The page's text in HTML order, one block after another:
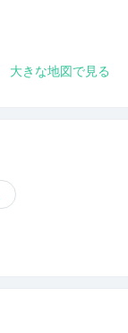
大きな地図で見る